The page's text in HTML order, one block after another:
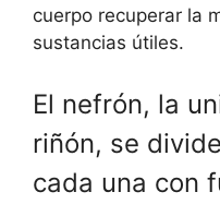
cuerpo recuperar la
sustancias útiles.
El nefrón, la
riñón, se
cada una con